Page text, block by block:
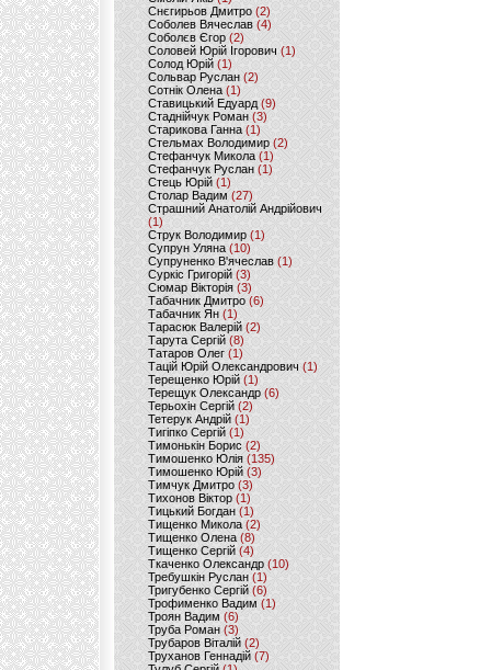
Снєгирьов Дмитро (2)
Соболев Вячеслав (4)
Соболєв Єгор(2)
Соловей Юрій Ігорович (1)
Солод Юрій (1)
Сольвар Руслан (2)
Сотнік Олена(1)
Ставицький Едуард (9)
Стаднійчук Роман(3)
Старикова Ганна (1)
Стельмах Володимир(2)
Стефанчук Микола (1)
Стефанчук Руслан (1)
Стець Юрій (1)
Столар Вадим(27)
Страшний Анатолій Андрійович
(1)
Струк Володимир (1)
Супрун Уляна (10)
Супруненко В'ячеслав (1)
Суркіс Григорій (3)
Сюмар Вікторія (3)
Табачник Дмитро (6)
Табачник Ян(1)
Тарасюк Валерій (2)
Тарута Сергій (8)
Татаров Олег(1)
Тацій Юрій Олександрович(1)
Терещенко Юрій(1)
Терещук Олександр(6)
Терьохін Сергій (2)
Тетерук Андрій (1)
Тигіпко Сергій(1)
Тимонькін Борис (2)
Тимошенко Юлія (135)
Тимошенко Юрій(3)
Тимчук Дмитро (3)
Тихонов Віктор (1)
Тицький Богдан (1)
Тищенко Микола (2)
Тищенко Олена (8)
Тищенко Сергій (4)
Ткаченко Олександр (10)
Требушкін Руслан (1)
Тригубенко Сергій(6)
Трофименко Вадим (1)
Троян Вадим (6)
Труба Роман(3)
Трубаров Віталій (2)
Труханов Геннадій (7)